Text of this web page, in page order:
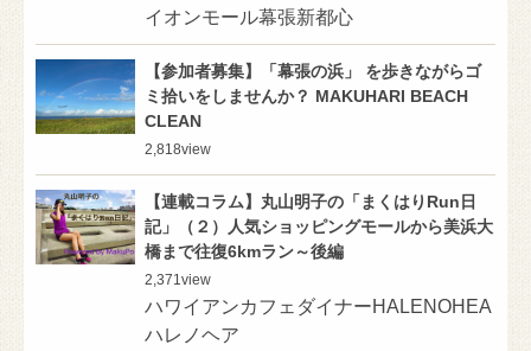
イオンモール幕張新都心
【参加者募集】「幕張の浜」 を歩きながらゴ
ミ拾いをしませんか？ MAKUHARI BEACH
CLEAN
2,818view
【連載コラム】丸山明子の「まくはりRun日
記」（２）人気ショッピングモールから美浜大
橋まで往復6kmラン～後編
2,371 view
ハワイアンカフェダイナーHALENOHEA
ハレノヘア